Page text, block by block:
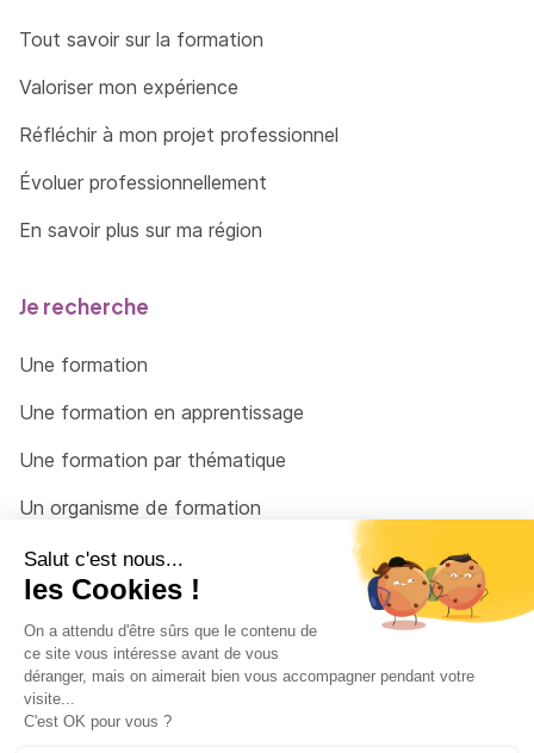
Tout savoir sur la formation
Valoriser mon expérience
Réfléchir à mon projet professionnel
Évoluer professionnellement
En savoir plus sur ma région
Je recherche
Une formation
Une formation en apprentissage
Une formation par thématique
Un organisme de formation
Un conseiller
Une solution pour raccrocher